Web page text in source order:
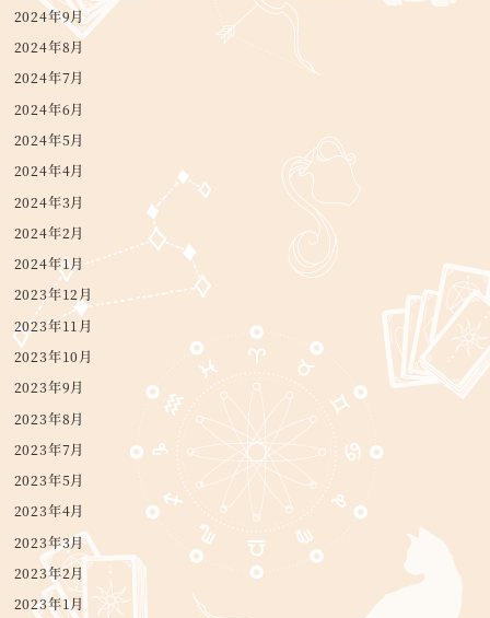
2024年9月
2024年8月
2024年7月
2024年6月
2024年5月
2024年4月
2024年3月
2024年2月
2024年1月
2023年12月
2023年11月
2023年10月
2023年9月
2023年8月
2023年7月
2023年5月
2023年4月
2023年3月
2023年2月
2023年1月